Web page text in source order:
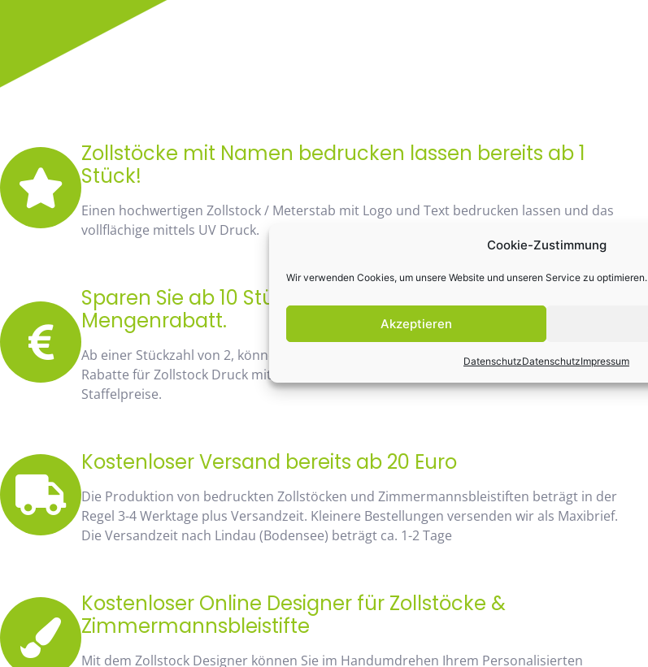
Cookie-Zustimmung
Wir verwenden Cookies, um unsere Website und unseren Service zu optimieren.
Akzeptieren
DatenschutzDatenschutzImpressum
Zollstöcke mit Namen bedrucken lassen bereits ab 1
Stück!
Einen hochwertigen Zollstock / Meterstab mit Logo und Text bedrucken lassen und das
vollflächige mittels UV Druck.
Sparen Sie ab 10 Stück fast 48% mit unserem
Mengenrabatt.
Ab einer Stückzahl von 2, können Sie bereits von unserem Mengenrabatt profitieren. Die
Rabatte für Zollstock Druck mit Namen und Logo, sehen Sie sofort anhand der
Staffelpreise.
Kostenloser Versand bereits ab 20 Euro
Die Produktion von bedruckten Zollstöcken und Zimmermannsbleistiften beträgt in der
Regel 3-4 Werktage plus Versandzeit. Kleinere Bestellungen versenden wir als Maxibrief.
Die Versandzeit nach Lindau (Bodensee) beträgt ca. 1-2 Tage
Kostenloser Online Designer für Zollstöcke &
Zimmermannsbleistifte
Mit dem Zollstock Designer können Sie im Handumdrehen Ihrem Personalisierten